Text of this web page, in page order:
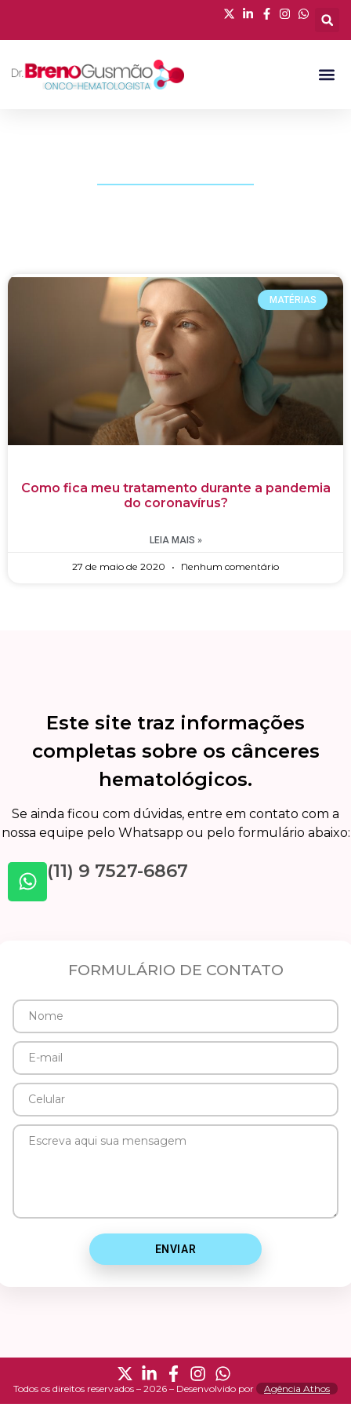
MATÉRIAS
Como fica meu tratamento durante a pandemia
do coronavírus?
LEIA MAIS »
27 de maio de 2020 Nenhum comentário
Este site traz informações
completas sobre os cânceres
hematológicos.
Se ainda ficou com dúvidas, entre em contato com a
nossa equipe pelo Whatsapp ou pelo formulário abaixo:
(11) 9 7527-6867
FORMULÁRIO DE CONTATO
Nome
mail
Celular
ENVIAR
Todos os direitos reservados – 2026 – Desenvolvido por Agência Athos